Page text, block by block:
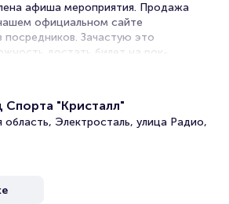
афиша мероприятия. Продажа
официальном сайте
посредников. Зачастую это
достать билет на рок-
и надежный сервис для покупки и
более двух минут. Билеты на группу
"Кристалл"
Электросталь, улица Радио,